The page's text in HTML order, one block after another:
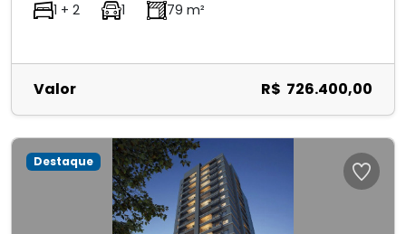
1 + 2 1 79 m²
Valor R$ 726.400,00
Destaque